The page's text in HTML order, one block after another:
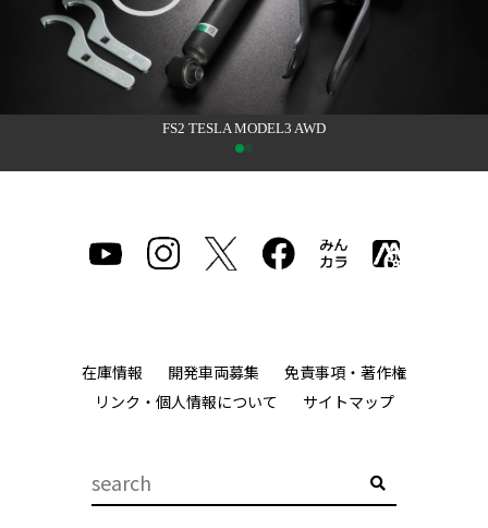
FS2 TESLA MODEL3 AWD
在庫情報 開発車両募集
免責事項・著作権
リンク・個人情報について
サイトマップ